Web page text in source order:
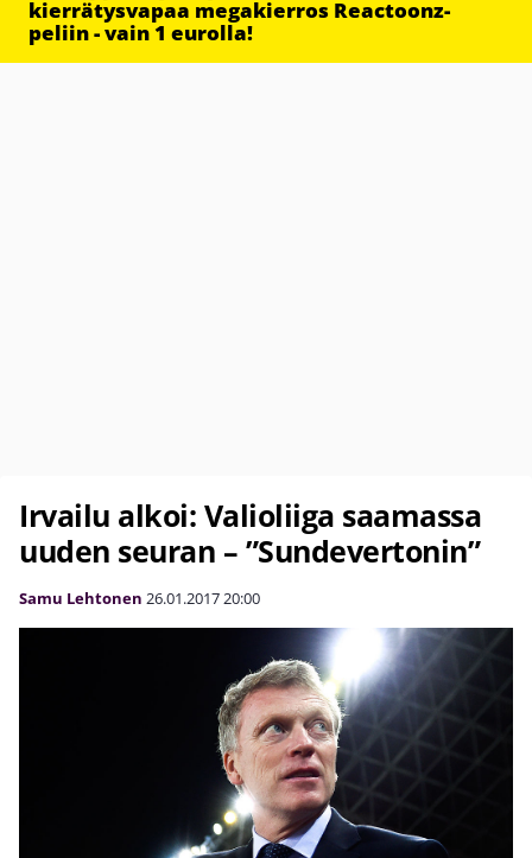
kierrätysvapaa megakierros Reactoonz-
peliin - vain 1 eurolla!
Irvailu alkoi: Valioliiga saamassa
uuden seuran – ”Sundevertonin”
Samu Lehtonen 26.01.201720:00